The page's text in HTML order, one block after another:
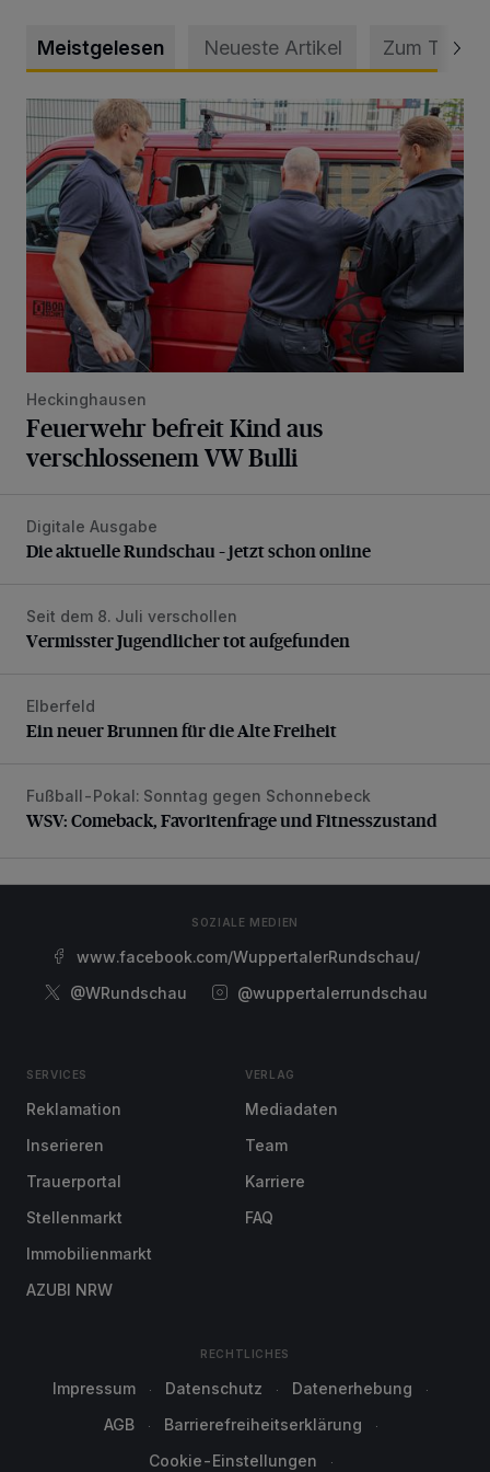
Meistgelesen Neueste Artikel Zum Thema
Feuerwehr befreit Kind aus verschlossenem VW Bulli
Heckinghausen
Feuerwehr befreit Kind aus
verschlossenem VW Bulli
Die aktuelle Rundschau – jetzt schon online
Digitale Ausgabe
Die aktuelle Rundschau – jetzt schon online
Vermisster Jugendlicher tot aufgefunden
Seit dem 8. Juli verschollen
Vermisster Jugendlicher tot aufgefunden
Ein neuer Brunnen für die Alte Freiheit
Elberfeld
Ein neuer Brunnen für die Alte Freiheit
WSV: Comeback, Favoritenfrage und Fitnesszustand
Fußball-Pokal: Sonntag gegen Schonnebeck
WSV: Comeback, Favoritenfrage und Fitnesszustand
SOZIALE MEDIEN
www.facebook.com/WuppertalerRundschau/
@WRundschau
@wuppertalerrundschau
SERVICES
Reklamation
Inserieren
Trauerportal
Stellenmarkt
Immobilienmarkt
AZUBI NRW
VERLAG
Mediadaten
Team
Karriere
FAQ
RECHTLICHES
Impressum Datenschutz
Datenerhebung
AGB
Barrierefreiheitserklärung
Cookie-Einstellungen